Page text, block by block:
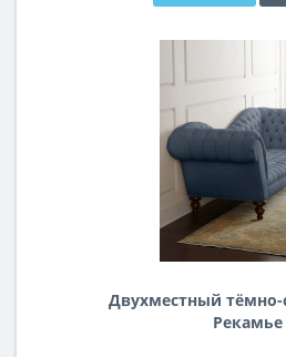
Двухместный
Рекамье